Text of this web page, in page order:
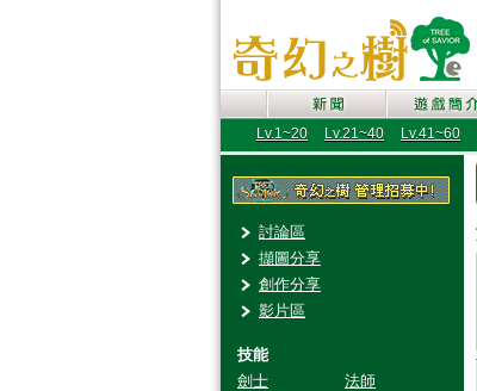
Lv.1~20 Lv.21~40 Lv.41~60
討論區
擷圖分享
創作分享
影片區
技能
劍士
法師